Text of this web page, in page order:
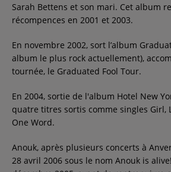
Sarah Bettens et son mari. Cet album
récompences en 2001 et 2003.
En novembre 2002, sort l’album
album le plus rock actuellement),
tournée, le Graduated Fool Tour.
En 2004, sortie de l'album Hotel New
quatre titres sortis comme singles Girl,
One Word.
Anouk, après plusieurs concerts à
28 avril 2006 sous le nom Anouk is